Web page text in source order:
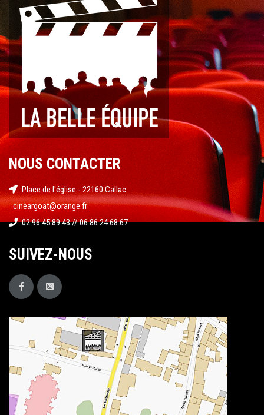
NOUS CONTACTER
Place de l'église - 22160 Callac
cineargoat@orange.fr
02 96 45 89 43 // 06 86 24 68 67
SUIVEZ-NOUS